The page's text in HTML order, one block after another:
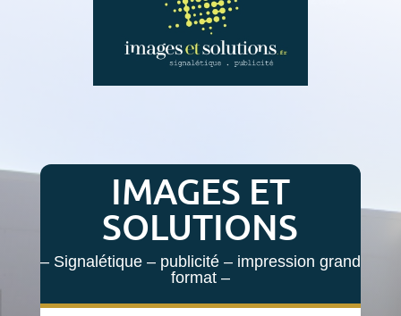
IMAGES ET
SOLUTIONS
– Signalétique – publicité – impression grand
format –